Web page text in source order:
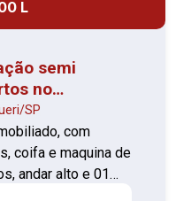
L
semi
no
SP
com
coifa e maquina de